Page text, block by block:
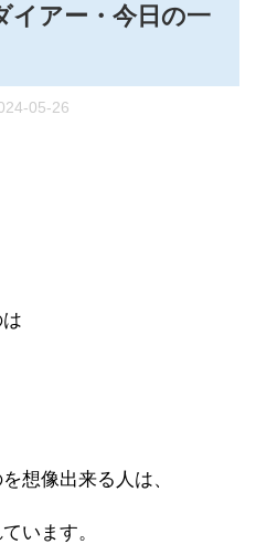
イアー・今日の一
05-26
想像出来る人は、
います。